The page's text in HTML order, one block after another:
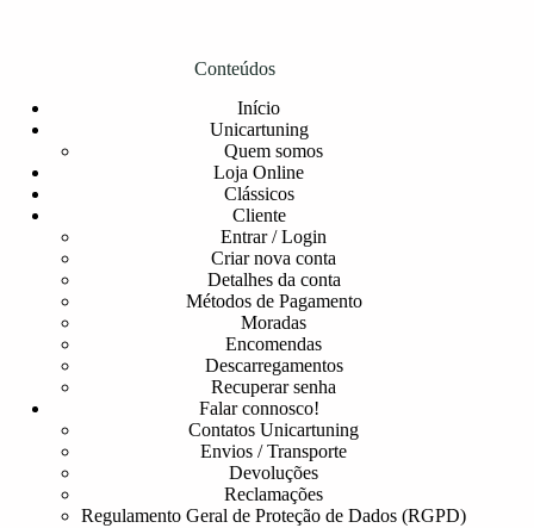
Conteúdos
Início
Unicartuning
Quem somos
Loja Online
Clássicos
Cliente
Entrar / Login
Criar nova conta
Detalhes da conta
Métodos de Pagamento
Moradas
Encomendas
Descarregamentos
Recuperar senha
Falar connosco!
Contatos Unicartuning
Envios / Transporte
Devoluções
Reclamações
Regulamento Geral de Proteção de Dados (RGPD)